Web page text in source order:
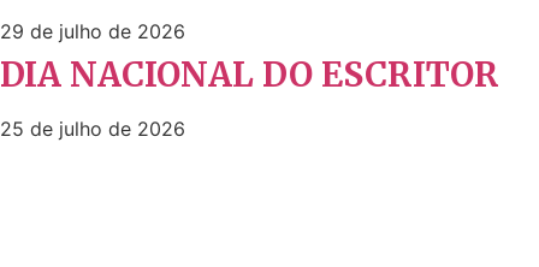
29 de julho de 2026
DIA NACIONAL DO ESCRITOR
25 de julho de 2026